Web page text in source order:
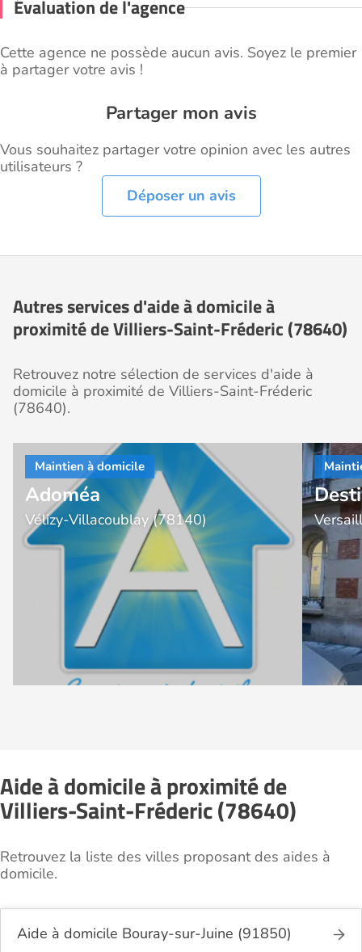
Évaluation de l'agence
Cette agence ne possède aucun avis. Soyez le premier
à partager votre avis !
Partager mon avis
Vous souhaitez partager votre opinion avec les autres
utilisateurs ?
Déposer un avis
Autres services d'aide à domicile à
proximité de Villiers-Saint-Fréderic (78640)
Retrouvez notre sélection de services d'aide à
domicile à proximité de Villiers-Saint-Fréderic
(78640).
Adoméa
Vélizy-Villacoublay (78140)
Aide à domicile à proximité de
Villiers-Saint-Fréderic (78640)
Retrouvez la liste des villes proposant des aides à
domicile.
Aide à domicile Bouray-sur-Juine (91850)